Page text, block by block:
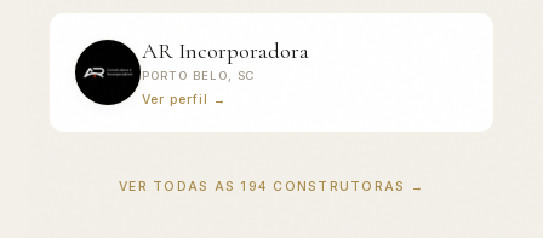
AR Incorporadora
PORTO BELO, SC
Ver perfil →
VER TODAS AS 194 CONSTRUTORAS →